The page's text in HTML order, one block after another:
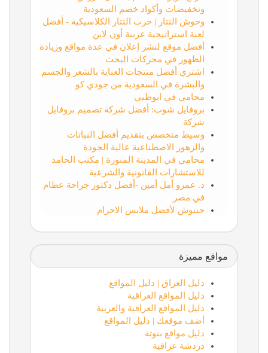
وتخفيضات وأكواد خصم السعودية
وحوش التتار | حرب التتار الكلاسيكية - أفضل
لعبة استراتيجية عربية أون لاين
أفضل موقع لنشر إعلان في عدة مواقع وزيادة
الظهور في محركات البحث
اشتري أفضل منتجات العناية بالشعر والجسم
والبشرة في السعودية من جودي كو
محامي في ابوظبي
بروفايل شوب: أفضل شركة تصميم بروفايل
شركة
وسيط متخصص بتقديم أفضل النباتات
والزهور الاصطناعية عالية الجودة
محامي في المدينة المنورة | مكتب الحامد
للاستشارات القانونية والشرعية
د. عمرو أمل أمين -أفضل دكتور جراحة عظام
في مصر
حنتوش لأفضل ملابس الاحرام
مواقع مميزة
دليل العراق | دليل المواقع
دليل المواقع العراقية
دليل المواقع العراقية والعربية
أضف موقعك | دليل المواقع
دليل مواقع بنوتة
دردشة عراقية